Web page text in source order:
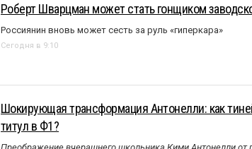
Роберт Шварцман может стать гонщиком
Россиянин вновь может сесть за руль «гиперкара»
Сегодня в 9:10
Шокирующая трансформация Антонелли: как
титул в Ф1?